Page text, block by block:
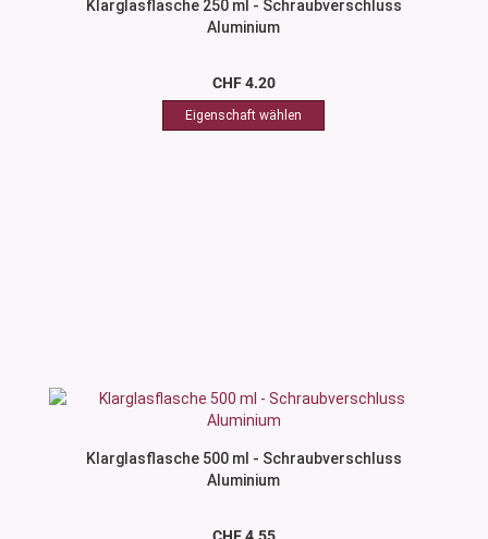
Klarglasflasche 250 ml - Schraubverschluss
Aluminium
CHF 4.20
Klarglasflasche 500 ml - Schraubverschluss
Aluminium